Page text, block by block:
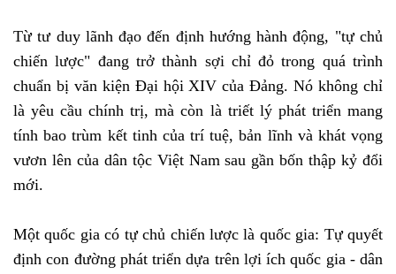
Từ tư duy lãnh đạo đến định hướng hành động, "tự chủ
chiến lược" đang trở thành sợi chỉ đỏ trong quá trình
chuẩn bị văn kiện Đại hội XIV của Đảng. Nó không chỉ
là yêu cầu chính trị, mà còn là triết lý phát triển mang
tính bao trùm kết tinh của trí tuệ, bản lĩnh và khát vọng
vươn lên của dân tộc Việt Nam sau gần bốn thập kỷ đổi
mới.
Một quốc gia có tự chủ chiến lược là quốc gia: Tự quyết
định con đường phát triển dựa trên lợi ích quốc gia - dân